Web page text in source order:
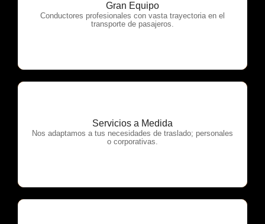
Gran Equipo
Conductores profesionales con vasta trayectoria en el
transporte de pasajeros.
OTP Servicios
Servicios a Medida
Nos adaptamos a tus necesidades de traslado; personales
o corporativas.
OTP Servicios